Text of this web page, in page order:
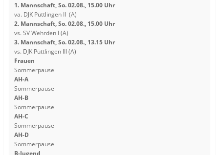
1. Mannschaft, So. 02.08., 15.00 Uhr
va. DJK Püttlingen II (A)
2. Mannschaft, So. 02.08., 15.00 Uhr
vs. SV Wehrden I (A)
3. Mannschaft, So. 02.08., 13.15 Uhr
vs. DJK Püttlingen III (A)
Frauen
Sommerpause
AH-A
Sommerpause
AH-B
Sommerpause
AH-C
Sommerpause
AH-D
Sommerpause
B-Jugend